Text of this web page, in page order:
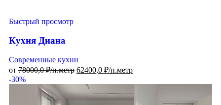
Быстрый просмотр
Кухня Диана
Современные кухни
от 78000,0₽/п.метр 62400,0 ₽/п.метр
-30%